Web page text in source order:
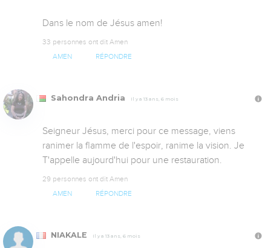
Dans le nom de Jésus amen!
33 personnes ont dit Amen
AMEN RÉPONDRE
Sahondra Andria Il y a 13 ans, 6 mois
Seigneur Jésus, merci pour ce message, viens
ranimer la flamme de l'espoir, ranime la vision. Je
T'appelle aujourd'hui pour une restauration.
29 personnes ont dit Amen
AMEN RÉPONDRE
NIAKALE Il y a 13 ans, 6 mois